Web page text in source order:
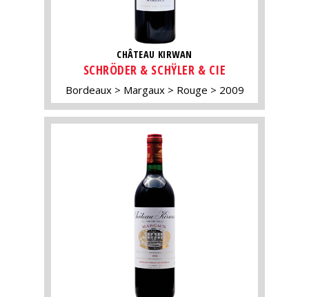
CHÂTEAU KIRWAN
SCHRÖDER & SCHŸLER & CIE
Bordeaux Margaux Rouge 2009